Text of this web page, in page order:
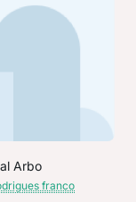
Arbo
franco